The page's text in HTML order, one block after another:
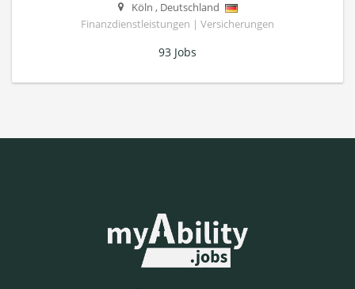
Köln , Deutschland
Finanzdienstleistungen | Versicherungen
93 Jobs